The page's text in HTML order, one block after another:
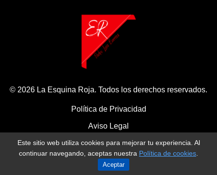
© 2026 La Esquina Roja. Todos los derechos reservados.
Política de Privacidad
Aviso Legal
Política de Cookies
Este sitio web utiliza cookies para mejorar tu experiencia. Al
continuar navegando, aceptas nuestra Política de cookies
Aceptar